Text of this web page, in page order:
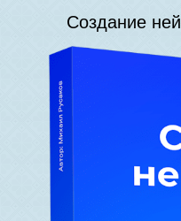
Создание